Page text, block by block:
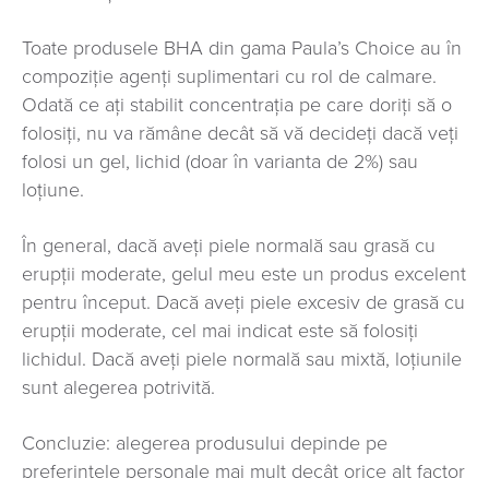
Toate produsele BHA din gama Paula’s Choice au în
compoziţie agenţi suplimentari cu rol de calmare.
Odată ce aţi stabilit concentraţia pe care doriţi să o
folosiţi, nu va rămâne decât să vă decideţi dacă veţi
folosi un gel, lichid (doar în varianta de 2%) sau
loţiune.
În general, dacă aveţi piele normală sau grasă cu
erupţii moderate, gelul meu este un produs excelent
pentru început. Dacă aveţi piele excesiv de grasă cu
erupţii moderate, cel mai indicat este să folosiţi
lichidul. Dacă aveţi piele normală sau mixtă, loţiunile
sunt alegerea potrivită.
Concluzie: alegerea produsului depinde pe
preferinţele personale mai mult decât orice alt factor